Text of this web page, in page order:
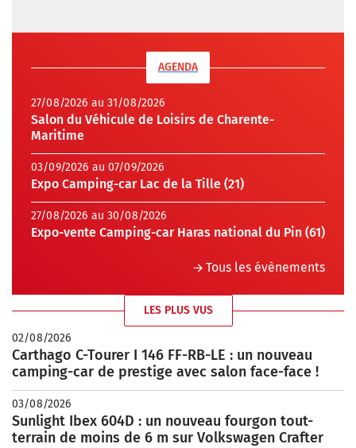
AGENDA
27/08/2026 au 31/08/2026
Salon du Véhicule de Loisirs de Charente-
Maritime
03/09/2026 au 07/09/2026
Expo Camping-car Lac de la Tille (21)
27/08/2026 au 30/08/2026
Expo-vente Camping-car Haras national du Pin (61)
Tous les évènements
LES PLUS VUS
02/08/2026
Carthago C-Tourer I 146 FF-RB-LE : un nouveau
camping-car de prestige avec salon face-face !
03/08/2026
Sunlight Ibex 604D : un nouveau fourgon tout-
terrain de moins de 6 m sur Volkswagen Crafter